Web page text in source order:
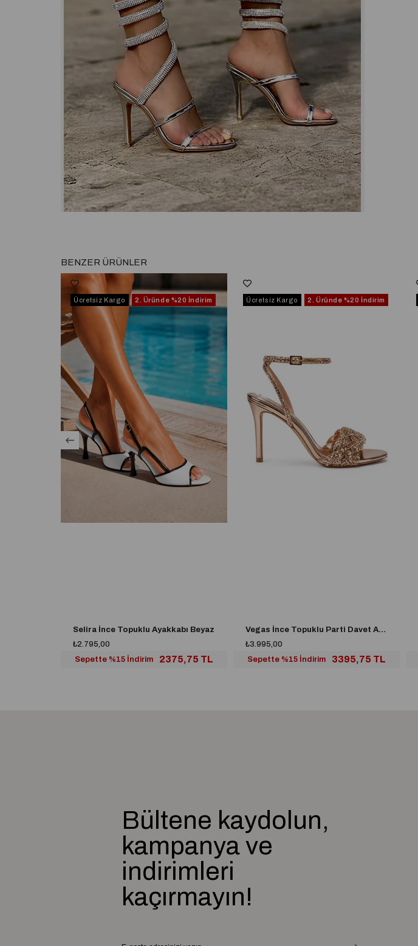
BENZER ÜRÜNLER
2. Üründe %20 İndirim
Selira İnce Topuklu Ayakkabı Beyaz
₺2.795,00
Sepette %15 İndirim
2375,75 TL
Ücretsiz Kargo 2. Üründe %20 İndirim
Vegas İnce Topuklu Parti Davet Ayakkabısı Gold
₺3.995,00
Sepette %15 İndirim
3395,75 TL
Ücretsiz Kargo
Bültene kaydolun,
kampanya ve
indirimleri
kaçırmayın!